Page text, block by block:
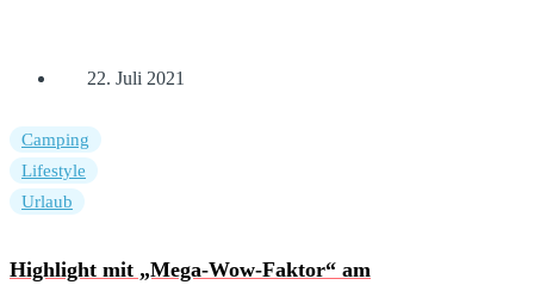
22. Juli 2021
Camping
Lifestyle
Urlaub
Highlight mit „Mega-Wow-Faktor“ am